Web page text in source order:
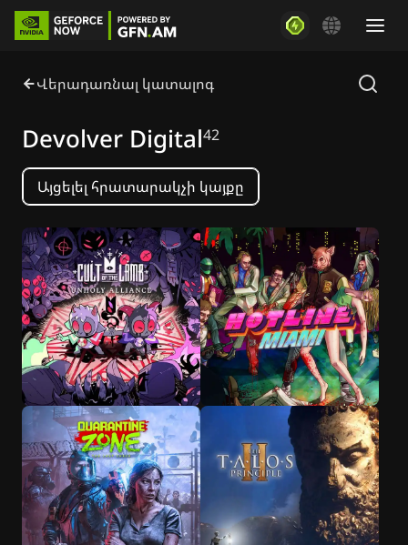
Վերադառնալ կատալոգ
Devolver Digital42
Այցելել հրատարակչի կայքը